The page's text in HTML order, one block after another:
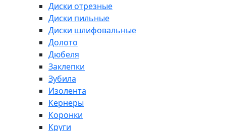
Диски отрезные
Диски пильные
Диски шлифовальные
Долото
Дюбеля
Заклепки
Зубила
Изолента
Кернеры
Коронки
Круги